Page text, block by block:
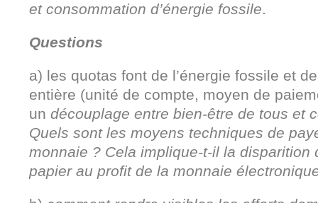
et consommation d’énergie fossile.
Questions
a) les quotas font de l’énergie fossile et
entière (unité de compte, moyen de
un découplage entre bien-être de tous et
Quels sont les moyens techniques de
monnaie ? Cela implique-t-il la disparition
papier au profit de la monnaie